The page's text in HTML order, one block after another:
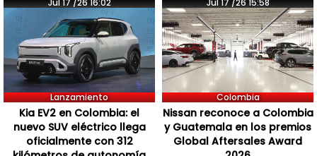
Lanzamiento
Kia EV2 en Colombia: el
nuevo SUV eléctrico llega
oficialmente con 312
Colombia
Nissan reconoce a Colombia
y Guatemala en los premios
Global Aftersales Award